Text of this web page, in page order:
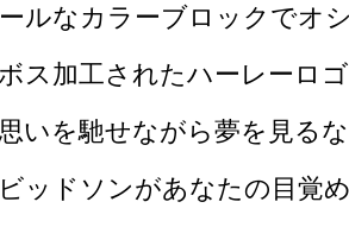
ルなカラーブロックでオ
ス加工されたハーレーロ
いを馳せながら夢を見る
ッドソンがあなたの目覚